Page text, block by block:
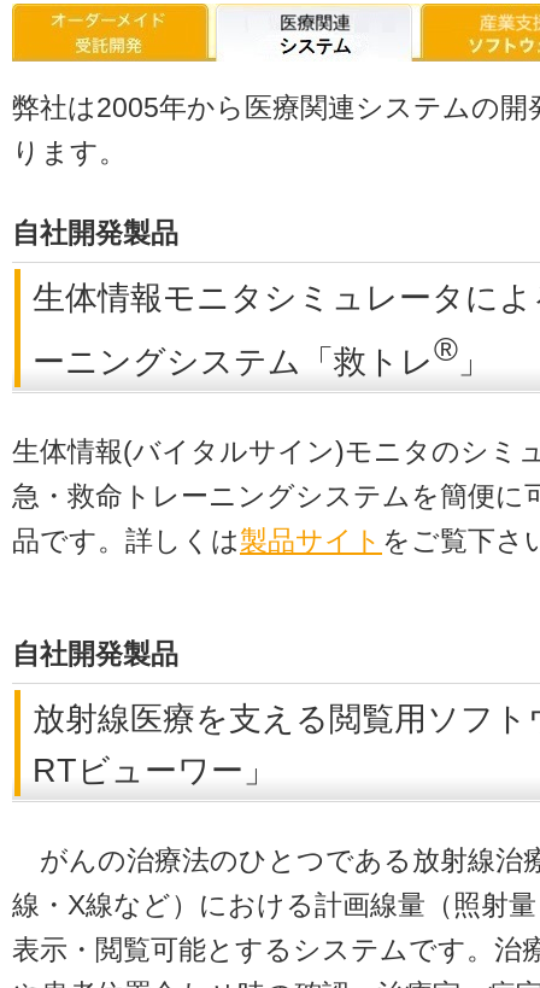
弊社は2005年から医療関連システムの
ります。
自社開発製品
生体情報モニタシミュレータに
ーニングシステム「救トレ® 」
生体情報(バイタルサイン)モニタのシミ
急・救命トレーニングシステムを簡便に
品です。詳しくは製品サイト をご覧下さ
自社開発製品
放射線医療を支える閲覧用ソフ
RTビューワー」
がんの治療法のひとつである放射線治
線・X線など）における計画線量（照射
表示・閲覧可能とするシステムです。治